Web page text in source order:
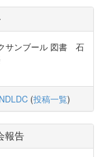
サンブール 図書 石
(投稿一覧)
報告